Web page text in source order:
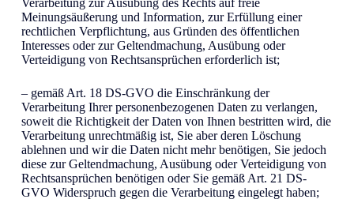
Verarbeitung zur Ausübung des Rechts auf freie
Meinungsäußerung und Information, zur Erfüllung einer
rechtlichen Verpflichtung, aus Gründen des öffentlichen
Interesses oder zur Geltendmachung, Ausübung oder
Verteidigung von Rechtsansprüchen erforderlich ist;
– gemäß Art. 18 DS-GVO die Einschränkung der
Verarbeitung Ihrer personenbezogenen Daten zu verlangen,
soweit die Richtigkeit der Daten von Ihnen bestritten wird, die
Verarbeitung unrechtmäßig ist, Sie aber deren Löschung
ablehnen und wir die Daten nicht mehr benötigen, Sie jedoch
diese zur Geltendmachung, Ausübung oder Verteidigung von
Rechtsansprüchen benötigen oder Sie gemäß Art. 21 DS-
GVO Widerspruch gegen die Verarbeitung eingelegt haben;